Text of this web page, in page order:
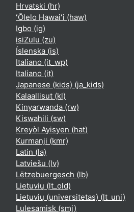
Hrvatski ‎(hr)‎
ʻŌlelo Hawaiʻi ‎(haw)‎
Igbo ‎(ig)‎
isiZulu ‎(zu)‎
Íslenska ‎(is)‎
Italiano ‎(it_wp)‎
Italiano ‎(it)‎
Japanese (kids) ‎(ja_kids)‎
Kalaallisut ‎(kl)‎
Kinyarwanda ‎(rw)‎
Kiswahili ‎(sw)‎
Kreyòl Ayisyen ‎(hat)‎
Kurmanji ‎(kmr)‎
Latin ‎(la)‎
Latviešu ‎(lv)‎
Lëtzebuergesch ‎(lb)‎
Lietuvių ‎(lt_old)‎
Lietuvių (universitetas) ‎(lt_uni)‎
Lulesamisk ‎(smj)‎